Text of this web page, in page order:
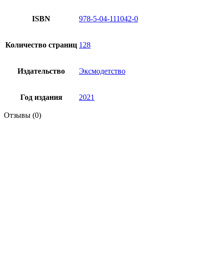
ISBN 978-5-04-111042-0
Количество страниц 128
Издательство Эксмодетство
Год издания 2021
Отзывы (0)